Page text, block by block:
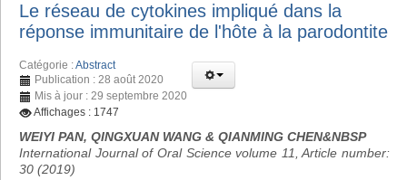
Le réseau de cytokines impliqué dans la
réponse immunitaire de l'hôte à la parodontite
Catégorie :Abstract
Publication : 28 août 2020
Mis à jour : 29 septembre 2020
Affichages : 1747
WEIYI PAN, QINGXUAN WANG & QIANMING CHEN&NBSP
International Journal of Oral Science volume 11, Article number:
30 (2019)